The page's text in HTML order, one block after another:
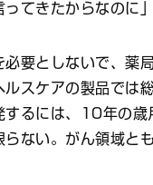
てきたからなのに
要としないで、薬
スケアの製品では
るには、10年の歳
ない。がん領域と